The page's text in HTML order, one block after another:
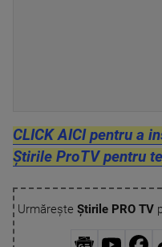
CLICK AICI pentru a
Știrile ProTV pentru
Urmărește Știrile PRO TV